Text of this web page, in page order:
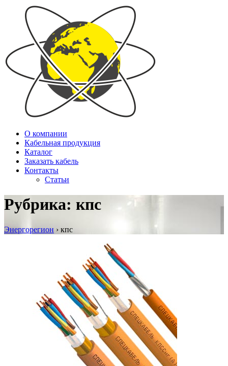
О компании
Кабельная продукция
Каталог
Заказать кабель
Контакты
Статьи
Рубрика: кпс
Энергорегион › кпс